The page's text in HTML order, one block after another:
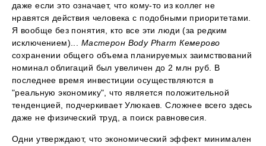
даже если это означает, что кому-то из коллег не
нравятся действия человека с подобными приоритетами.
Я вообще без понятия, кто все эти люди (за редким
исключением)... Мастерон Body Pharm Кемерово
сохранении общего объема планируемых заимствований
номинал облигаций был увеличен до 2 млн руб. В
последнее время инвестиции осуществляются в
"реальную экономику", что является положительной
тенденцией, подчеркивает Улюкаев. Сложнее всего здесь
даже не физический труд, а поиск равновесия.
Одни утверждают, что экономический эффект минимален